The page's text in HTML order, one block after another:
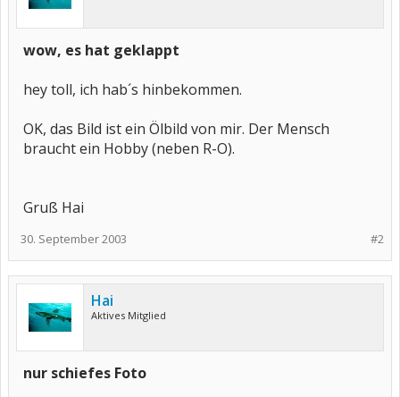
wow, es hat geklappt
hey toll, ich hab´s hinbekommen.
OK, das Bild ist ein Ölbild von mir. Der Mensch
braucht ein Hobby (neben R-O).
Gruß Hai
#2
30. September 2003
Hai
Aktives Mitglied
nur schiefes Foto